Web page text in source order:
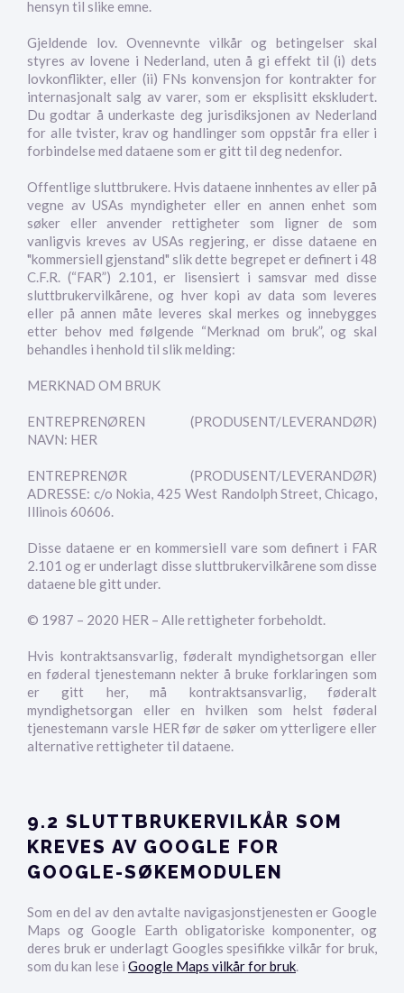
hensyn til slike emne.
Gjeldende lov. Ovennevnte vilkår og betingelser skal
styres av lovene i Nederland, uten å gi effekt til (i) dets
lovkonflikter, eller (ii) FNs konvensjon for kontrakter for
internasjonalt salg av varer, som er eksplisitt ekskludert.
Du godtar å underkaste deg jurisdiksjonen av Nederland
for alle tvister, krav og handlinger som oppstår fra eller i
forbindelse med dataene som er gitt til deg nedenfor.
Offentlige sluttbrukere. Hvis dataene innhentes av eller på
vegne av USAs myndigheter eller en annen enhet som
søker eller anvender rettigheter som ligner de som
vanligvis kreves av USAs regjering, er disse dataene en
"kommersiell gjenstand" slik dette begrepet er definert i 48
C.F.R. (“FAR”) 2.101, er lisensiert i samsvar med disse
sluttbrukervilkårene, og hver kopi av data som leveres
eller på annen måte leveres skal merkes og innebygges
etter behov med følgende “Merknad om bruk”, og skal
behandles i henhold til slik melding:
MERKNAD OM BRUK
ENTREPRENØREN (PRODUSENT/LEVERANDØR)
NAVN: HER
ENTREPRENØR (PRODUSENT/LEVERANDØR)
ADRESSE: c/o Nokia, 425 West Randolph Street, Chicago,
Illinois 60606.
Disse dataene er en kommersiell vare som definert i FAR
2.101 og er underlagt disse sluttbrukervilkårene som disse
dataene ble gitt under.
© 1987 – 2020 HER – Alle rettigheter forbeholdt.
Hvis kontraktsansvarlig, føderalt myndighetsorgan eller
en føderal tjenestemann nekter å bruke forklaringen som
er gitt her, må kontraktsansvarlig, føderalt
myndighetsorgan eller en hvilken som helst føderal
tjenestemann varsle HER før de søker om ytterligere eller
alternative rettigheter til dataene.
9.2 SLUTTBRUKERVILKÅR SOM
KREVES AV GOOGLE FOR
GOOGLE-SØKEMODULEN
Som en del av den avtalte navigasjonstjenesten er Google
Maps og Google Earth obligatoriske komponenter, og
deres bruk er underlagt Googles spesifikke vilkår for bruk,
som du kan lese i Google Maps vilkår for bruk.